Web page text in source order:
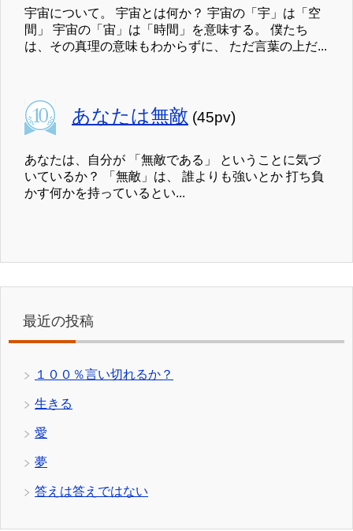
宇宙について。 宇宙とは何か？ 宇宙の「宇」は「空
間」 宇宙の「宙」は「時間」を意味する。 僕たち
は、その真理の意味もわからずに、 ただ言葉の上だ...
あなたは無敵 (45pv)
あなたは、自分が 「無敵である」 ということに気づ
いているか？ 「無敵」は、 誰よりも強いとか 打ち負
かす何かを持っているとい...
最近の投稿
１００％言い切れるか？
生きる
愛
夢
答えは答えではない